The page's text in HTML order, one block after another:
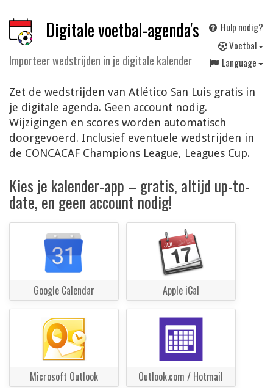
Digitale voetbal-agenda's
Importeer wedstrijden in je digitale kalender
Hulp nodig?
Voetbal
Language
Zet de wedstrijden van Atlético San Luis gratis in
je digitale agenda. Geen account nodig.
Wijzigingen en scores worden automatisch
doorgevoerd. Inclusief eventuele wedstrijden in
de CONCACAF Champions League, Leagues Cup.
Kies je kalender-app – gratis, altijd up-to-
date, en geen account nodig!
Google Calendar Apple iCal
Microsoft Outlook Outlook.com / Hotmail